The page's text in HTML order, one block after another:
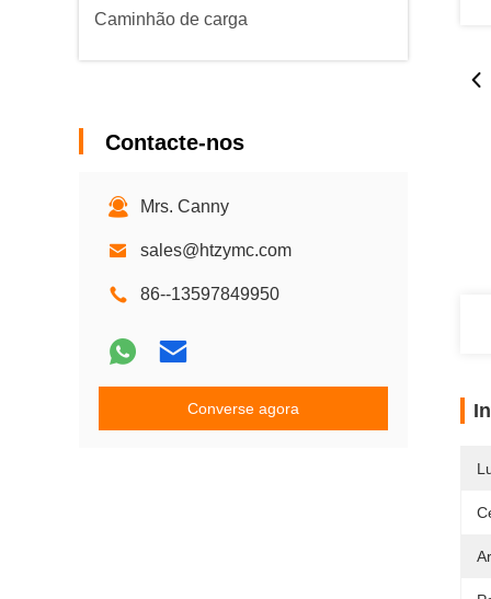
Caminhão de carga
Contacte-nos
Mrs. Canny
sales@htzymc.com
86--13597849950
Converse agora